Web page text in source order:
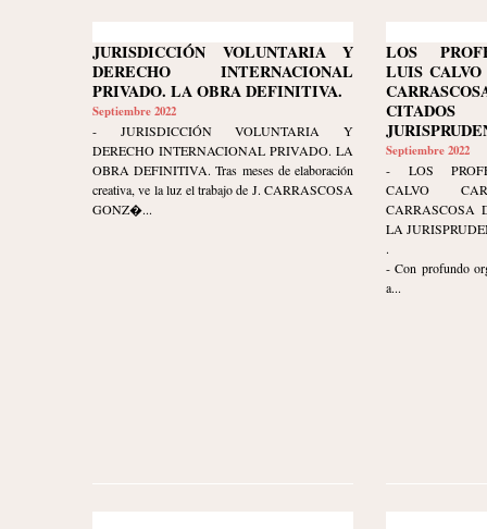
JURISDICCIÓN VOLUNTARIA Y
DERECHO INTERNACIONAL
PRIVADO. LA OBRA DEFINITIVA.
Septiembre 2022
- JURISDICCIÓN VOLUNTARIA Y
DERECHO INTERNACIONAL PRIVADO. LA
OBRA DEFINITIVA. Tras meses de elaboración
creativa, ve la luz el trabajo de J. CARRASCOSA
GONZ�...
LOS
LUIS CALVO
Septiembre 2022
- LOS
CALVO
CARRASCOSA
LA
.
- Con profundo
a...